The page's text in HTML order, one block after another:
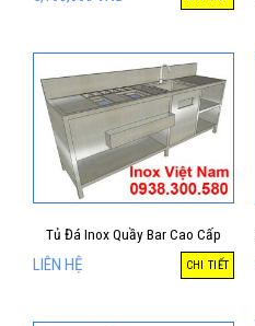
Tủ Đá Inox Quầy Bar Cao Cấp
LIÊN HỆ CHI TIẾT